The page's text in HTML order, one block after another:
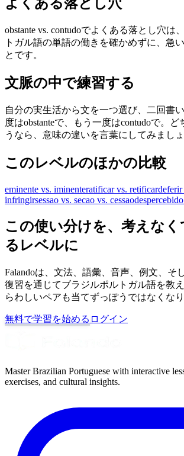
obstante vs. contudoでよくある落とし穴は
トガル語の単語の働きを確かめずに、急
とです。
文脈の中で練習する
自分の実生活から文を一つ選び、二回書
度はobstanteで、もう一度はcontudoで。
うなら、意味の違いを言葉にしてみましょ
このレベルのほかの比較
eminente vs. iminenteratificar vs. retificar
infringirsessao vs. secao vs. cessao
この使い分けを、考えなく
るレベルに
Falandoは、文法、語彙、音声、例文、そ
復習を通じてブラジルポルトガル語を教
らわしいペアも当てずっぽうではなくなり
無料で学習を始める ログイン
Master Brazilian Portuguese with interactive
exercises, and cultural insights.